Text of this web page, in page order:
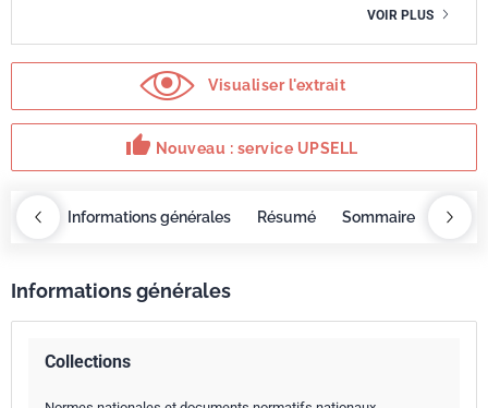
VOIR PLUS
Visualiser l'extrait
thumb_up Nouveau : service UPSELL
Informations générales Résumé Sommaire
Informations générales
Collections